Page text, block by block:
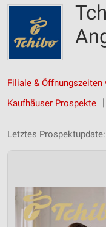
Filiale &
Kaufhäuser Prospekte
Letztes